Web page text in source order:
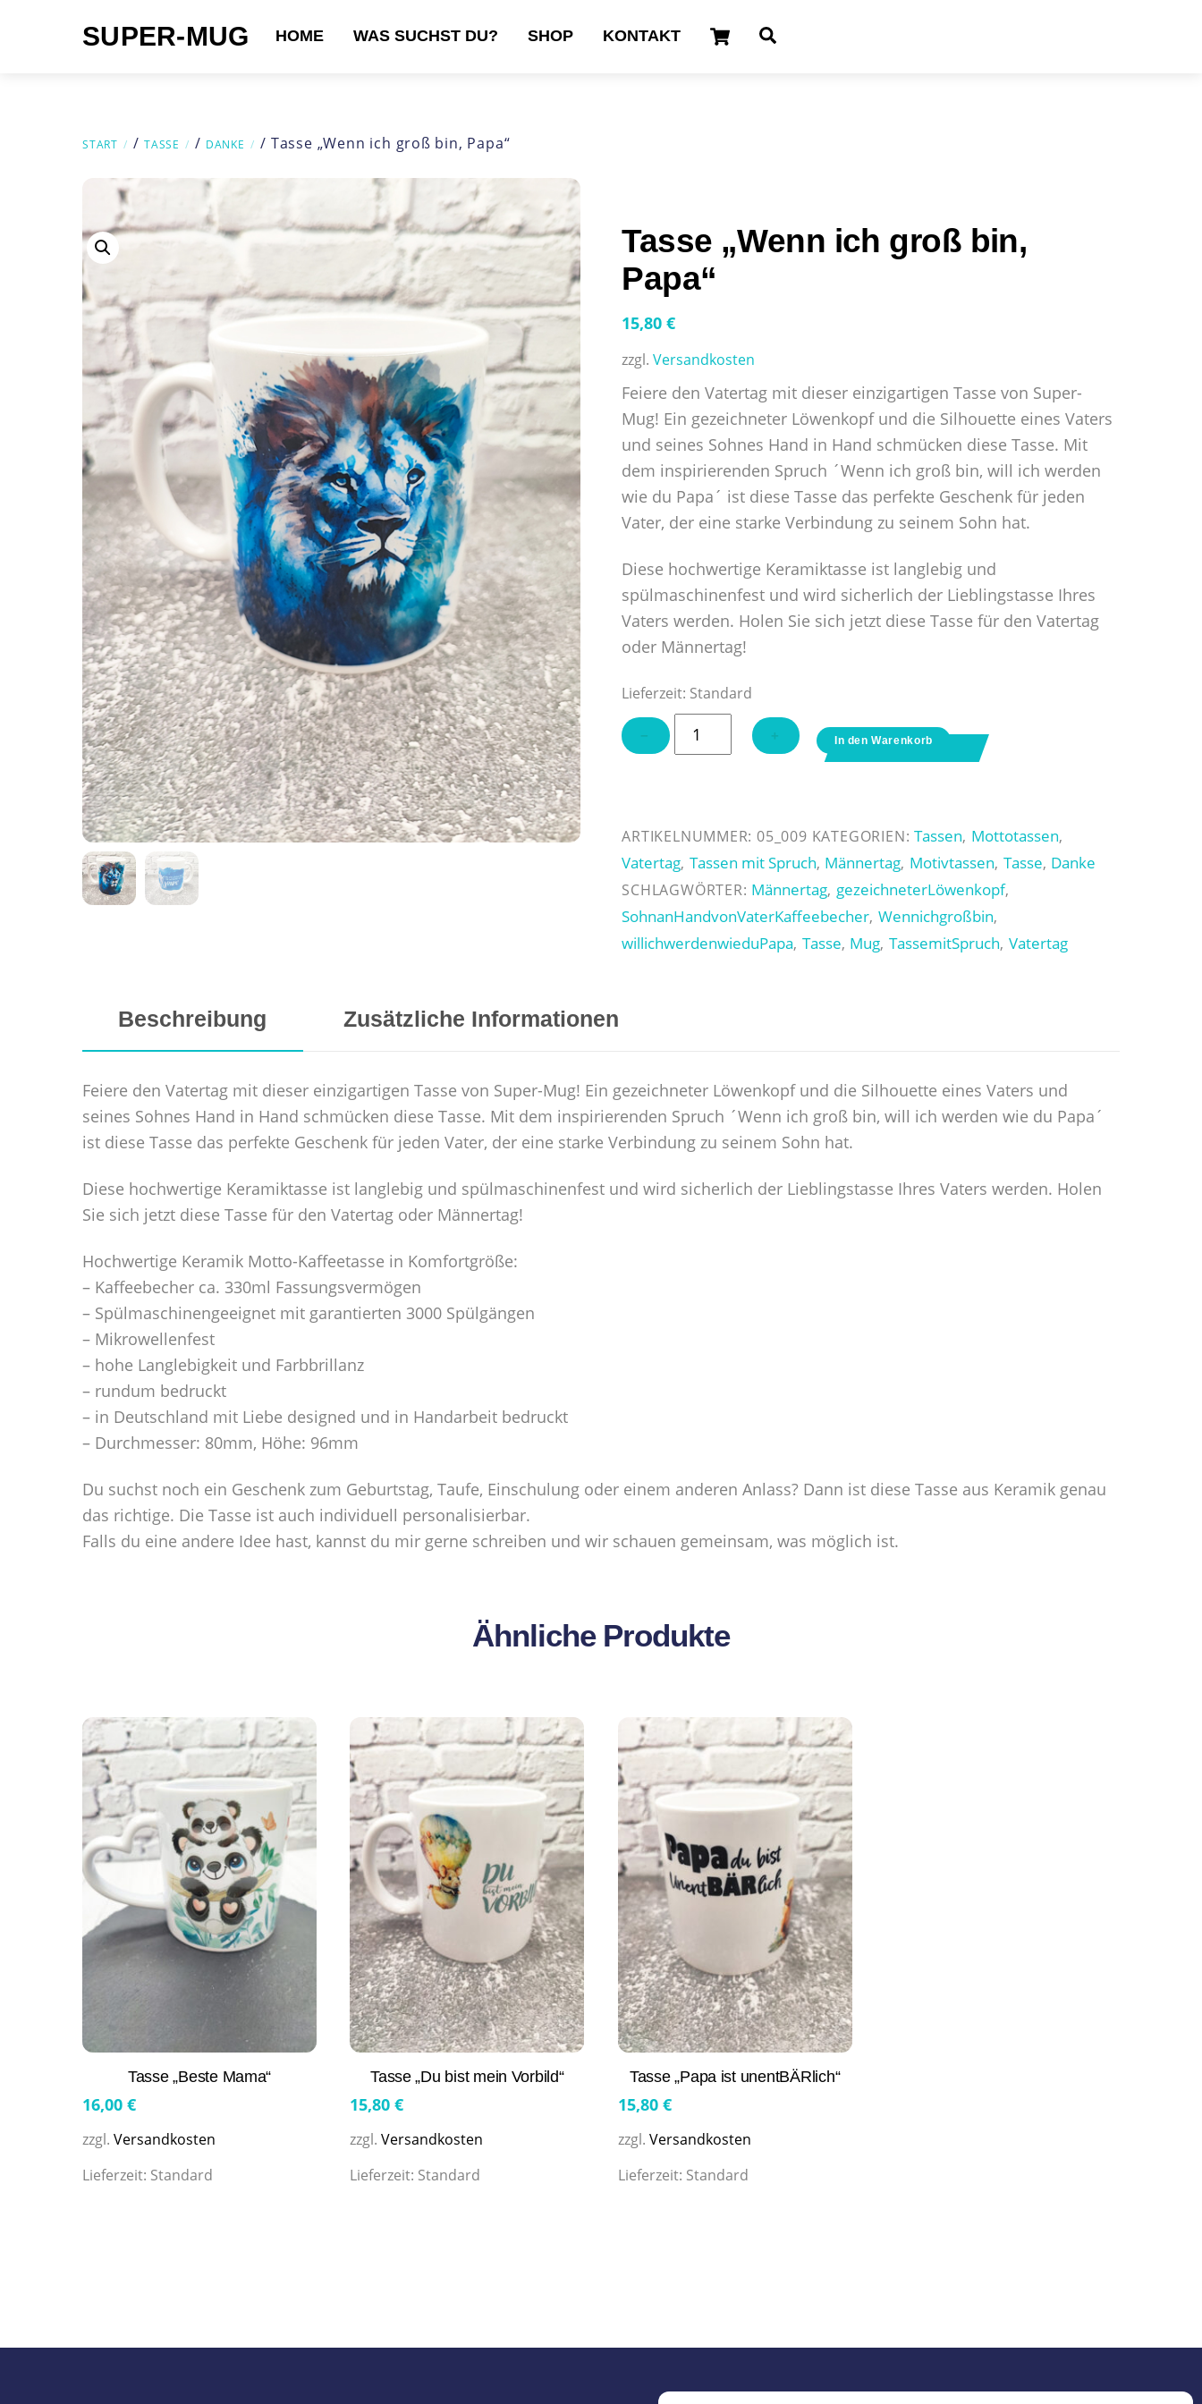
SUPER-MUG Cart
HOME WAS SUCHST DU? SHOP KONTAKT
START / TASSE / DANKE / Tasse „Wenn ich groß bin, Papa“
Tasse „Wenn ich groß bin,
Papa“
15,80€
zzgl.Versandkosten
Feiere den Vatertag mit dieser einzigartigen Tasse von Super-
Mug! Ein gezeichneter Löwenkopf und die Silhouette eines Vaters
und seines Sohnes Hand in Hand schmücken diese Tasse. Mit
dem inspirierenden Spruch ´Wenn ich groß bin, will ich werden
wie du Papa´ ist diese Tasse das perfekte Geschenk für jeden
Vater, der eine starke Verbindung zu seinem Sohn hat.
Diese hochwertige Keramiktasse ist langlebig und
spülmaschinenfest und wird sicherlich der Lieblingstasse Ihres
Vaters werden. Holen Sie sich jetzt diese Tasse für den Vatertag
oder Männertag!
Lieferzeit: Standard
−
Tasse
"Wenn
bin,
Papa"
Menge
+ In den Warenkorb
ARTIKELNUMMER: 05_009 KATEGORIEN:Tassen, Mottotassen,
Vatertag, Tassen mit Spruch, Männertag, Motivtassen, Tasse, Danke
SCHLAGWÖRTER: Männertag, gezeichneterLöwenkopf,
SohnanHandvonVaterKaffeebecher, Wennichgroßbin,
willichwerdenwieduPapa, Tasse, Mug, TassemitSpruch, Vatertag
Beschreibung Zusätzliche Informationen
Feiere den Vatertag mit dieser einzigartigen Tasse von Super-Mug! Ein gezeichneter Löwenkopf und die Silhouette eines Vaters und
seines Sohnes Hand in Hand schmücken diese Tasse. Mit dem inspirierenden Spruch ´Wenn ich groß bin, will ich werden wie du Papa´
ist diese Tasse das perfekte Geschenk für jeden Vater, der eine starke Verbindung zu seinem Sohn hat.
Diese hochwertige Keramiktasse ist langlebig und spülmaschinenfest und wird sicherlich der Lieblingstasse Ihres Vaters werden. Holen
Sie sich jetzt diese Tasse für den Vatertag oder Männertag!
Hochwertige Keramik Motto-Kaffeetasse in Komfortgröße:
– Kaffeebecher ca. 330ml Fassungsvermögen
– Spülmaschinengeeignet mit garantierten 3000 Spülgängen
– Mikrowellenfest
– hohe Langlebigkeit und Farbbrillanz
– rundum bedruckt
– in Deutschland mit Liebe designed und in Handarbeit bedruckt
– Durchmesser: 80mm, Höhe: 96mm
Du suchst noch ein Geschenk zum Geburtstag, Taufe, Einschulung oder einem anderen Anlass? Dann ist diese Tasse aus Keramik genau
das richtige. Die Tasse ist auch individuell personalisierbar.
Falls du eine andere Idee hast, kannst du mir gerne schreiben und wir schauen gemeinsam, was möglich ist.
Ähnliche Produkte
Tasse „Beste Mama“
16,00 €
zzgl. Versandkosten
Lieferzeit: Standard
Tasse „Du bist mein Vorbild“
15,80€
zzgl.Versandkosten
Lieferzeit: Standard
Tasse „Papa ist unentBÄRlich“
15,80 €
zzgl. Versandkosten
Lieferzeit: Standard